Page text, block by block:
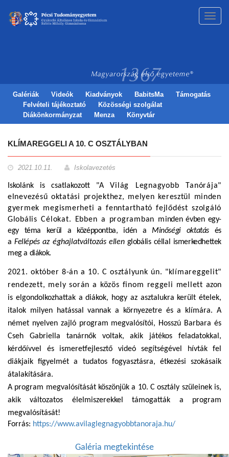
Galériák Videók Kiadványok BabitsMa
Támogatás
Felvételi tájékoztató
Közösségi szolgálat
Diákönkormányzat
Menza Könyvtár
KLÍMAREGGELI A 10. C OSZTÁLYBAN
2021.10.11. Iskolavezetés
Iskolánk is csatlakozott "AVilág Legnagyobb Tanórája"
elnevezésű oktatási projekthez, melyen keresztül minden
gyermek megismerheti a fenntartható fejlődést szolgáló
Globális Célokat. Ebben a programban minden évben egy-
egy téma kerül a középpontba, idén aMinőségi oktatásés
a Fellépésaz éghajlatváltozásellenglobális céllal ismerkedhettek
meg a diákok.
2021. október 8-án a 10. C osztályunk ún. "klímareggelit"
rendezett, mely során a közös finom reggeli mellett azon
is elgondolkozhattak a diákok, hogy az asztalukra került ételek,
italok milyen hatással vannak a környezetre és a klímára. A
német nyelven zajló program megvalósítói, Hosszú Barbara és
Cseh Gabriella tanárnők voltak, akik játékos feladatokkal,
kérdőívvel és ismeretfejlesztő videó segítségével hívták fel
diákjaik figyelmét a tudatos fogyasztásra, étkezési szokásaik
átalakítására.
A program megvalósítását köszönjük a 10. C osztály szüleinek is,
akik változatos élelmiszerekkel támogatták a program
megvalósítását!
Forrás: https://www.avilaglegnagyobbtanoraja.hu/
Galéria megtekintése